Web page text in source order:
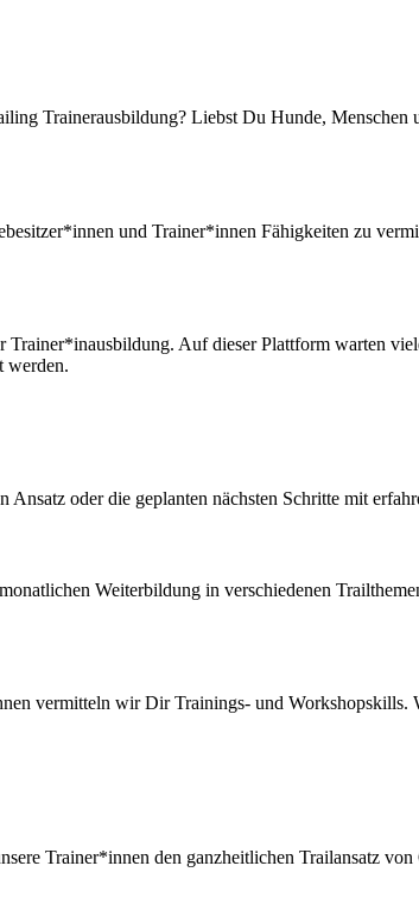
Trainerausbildung? Liebst Du Hunde,
und Trainer*innen Fähigkeiten zu
Auf dieser Plattform warten
werden.
Ansatz oder die geplanten nächsten Schritte mit
Weiterbildung in verschiedenen
vermitteln wir Dir Trainings- und Workshopskills.
Trainer*innen den ganzheitlichen Trailansatz